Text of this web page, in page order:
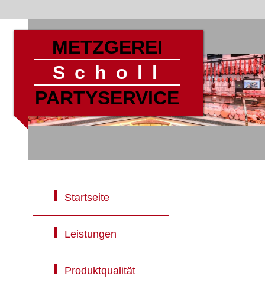
METZGEREI
Scholl
PARTYSERVICE
Startseite
Leistungen
Produktqualität